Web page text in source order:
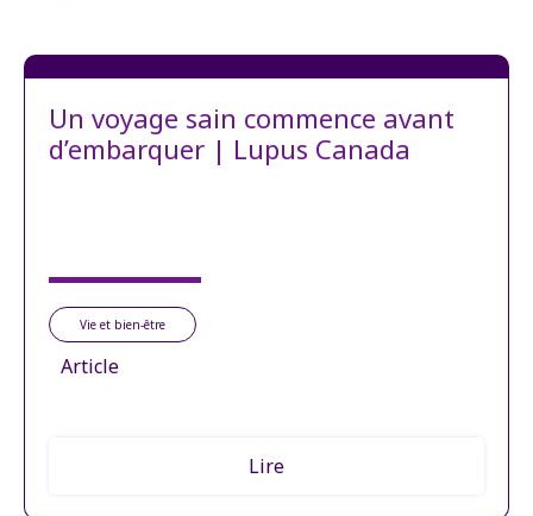
Un voyage sain commence avant
d’embarquer | Lupus Canada
Vie et bien-être
Article
Lire